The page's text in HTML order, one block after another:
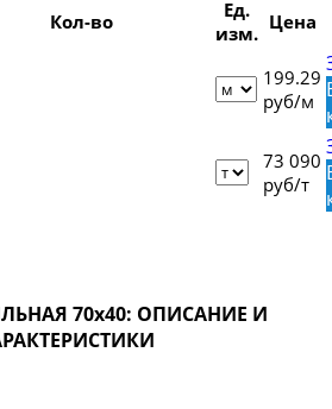
120х60
160х80
160х100
Кол-во
Ед.
изм. Цена
199.29
руб/м
73 090
руб/т
70х40: ОПИСАНИЕ И